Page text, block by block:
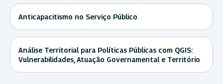
Anticapacitismo no Serviço Público
Análise Territorial para Políticas Públicas com QGIS:
Vulnerabilidades, Atuação Governamental e Território